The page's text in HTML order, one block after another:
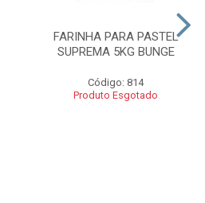
FARINHA PARA PASTEL
SUPREMA 5KG BUNGE
Código: 814
Produto Esgotado